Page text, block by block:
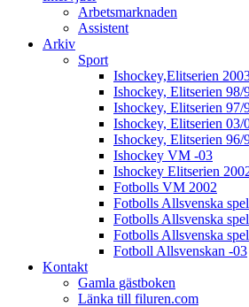
Arbetsmarknaden
Assistent
Arkiv
Sport
Ishockey,Elitserien
Ishockey, Elitserien 98/
Ishockey, Elitserien 97/
Ishockey, Elitserien 03/
Ishockey, Elitserien 96/
Ishockey VM -03
Ishockey Elitserien
Fotbolls VM 2002
Fotbolls Allsvenska
Fotbolls Allsvenska
Fotbolls Allsvenska
Fotboll Allsvenskan -03
Kontakt
Gamla gästboken
Länka till filuren.com